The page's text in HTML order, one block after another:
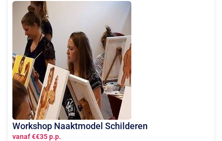
Workshop Naaktmodel Schilderen
vanaf €€35 p.p.